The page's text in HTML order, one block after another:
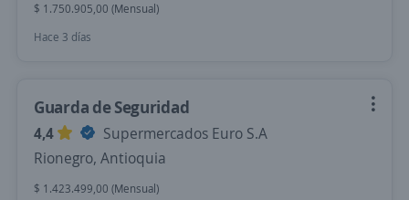
$ 1.750.905,00 (Mensual)
Hace 3 días
Guarda de Seguridad
4,4
Supermercados Euro S.A
Rionegro, Antioquia
$ 1.423.499,00 (Mensual)